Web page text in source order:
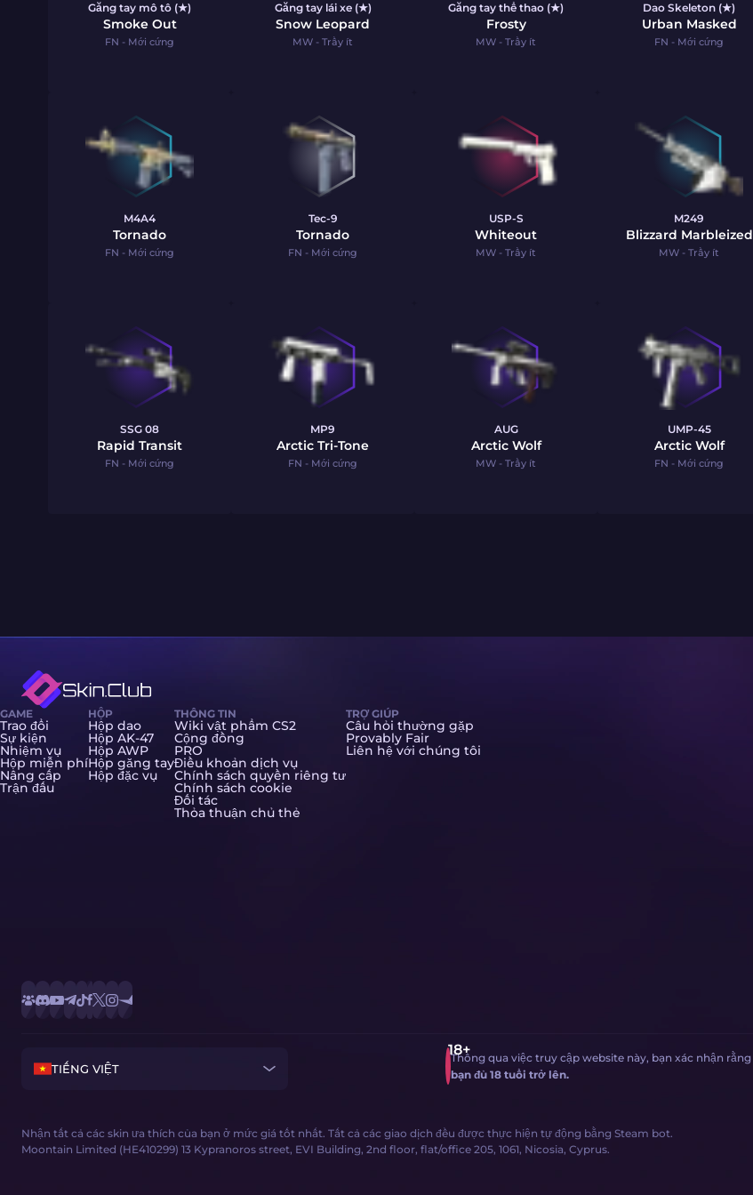
Găng tay mô tô (★)
Smoke Out
FN - Mới cứng
Găng tay lái xe (★)
Snow Leopard
MW - Trầy ít
Găng tay thể thao (★)
Frosty
MW - Trầy ít
Dao Skeleton (★)
Urban Masked
FN - Mới cứng
M4A4
Tornado
FN - Mới cứng
Tec-9
Tornado
FN - Mới cứng
USP-S
Whiteout
MW - Trầy ít
M249
Blizzard Marbleized
MW - Trầy ít
SSG 08
Rapid Transit
FN - Mới cứng
MP9
Arctic Tri-Tone
FN - Mới cứng
AUG
Arctic Wolf
MW - Trầy ít
UMP-45
Arctic Wolf
FN - Mới cứng
Nhận tất cả các skin ưa thích của bạn ở mức giá tốt nhất. Tất cả các giao dịch đều được thực hiện tự động bằng Steam bot.
Moontain Limited (HE410299) 13 Kypranoros street, EVI Building, 2nd floor, flat/office 205, 1061, Nicosia, Cyprus.
TIẾNG VIỆT
GAME
Trao đổi
Sự kiện
Nhiệm vụ
Hộp miễn phí
Nâng cấp
Trận đấu
HỘP
Hộp dao
Hộp AK-47
Hộp AWP
Hộp găng tay
Hộp đặc vụ
THÔNG TIN
Wiki vật phẩm CS2
Cộng đồng
PRO
Điều khoản dịch vụ
Chính sách quyền riêng tư
Chính sách cookie
Đối tác
Thỏa thuận chủ thẻ
TRỢ GIÚP
Câu hỏi thường gặp
Provably Fair
Liên hệ với chúng tôi
Thông qua việc truy cập website này, bạn xác nhận rằng
bạn đủ 18 tuổi trở lên.